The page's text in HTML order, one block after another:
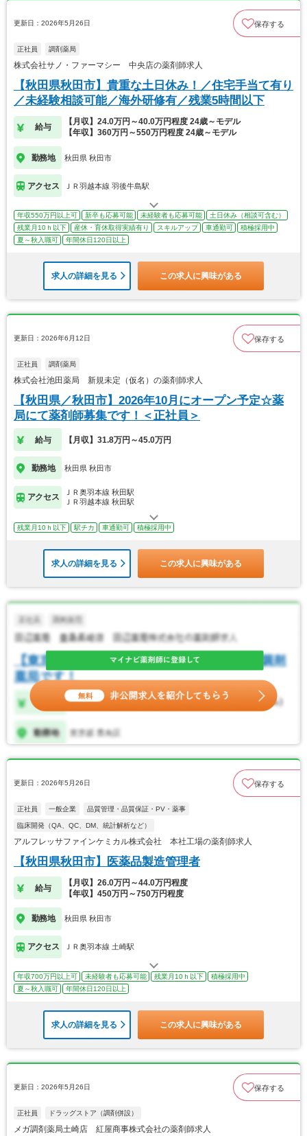
更新日：2026年5月26日 保存する
正社員 調剤薬局
株式会社サノ・ファーマシー 中央店の薬剤師求人
【秋田県秋田市】貴重な土日休み！／住宅手当て有り
／未経験相談可能／海外研修有／残業5時間以下
給与
【月収】24.0万円～40.0万円程度 24歳～モデル
【年収】360万円～550万円程度 24歳～モデル
勤務地 秋田県 秋田市
アクセス ＪＲ羽越本線 羽後牛島駅
年収550万円以上可 新卒も応募可能 未経験者も応募可能
土日休み（相談可含む）
残業月10ｈ以下
産休・育休取得実績有り スキルアップ 車通勤可
積極採用中
夏～秋入職可
年間休日120日以上
求人の詳細を見る この求人に興味がある
更新日：2026年6月12日 保存する
正社員 調剤薬局
株式会社池田薬局 新規未定（仮名）の薬剤師求人
【秋田県／秋田市】2026年10月にオープン予定☆薬
局にて薬剤師募集です！＜正社員＞
給与 【月収】31.8万円～45.0万円
勤務地 秋田県 秋田市
アクセス
ＪＲ奥羽本線 秋田駅
ＪＲ羽越本線 秋田駅
残業月10ｈ以下 駅チカ 車通勤可 積極採用中
求人の詳細を見る この求人に興味がある
更新日：2026年5月26日 保存する
正社員 一般企業 品質管理・品質保証・PV・薬事
臨床開発（QA、QC、DM、統計解析など）
アルフレッサファインケミカル株式会社 本社工場の薬剤師求人
【秋田県秋田市】医薬品製造管理者
給与
【月収】26.0万円～44.0万円程度
【年収】450万円～750万円程度
勤務地 秋田県 秋田市
アクセス ＪＲ奥羽本線 土崎駅
年収700万円以上可 未経験者も応募可能 残業月10ｈ以下
積極採用中
夏～秋入職可
年間休日120日以上
求人の詳細を見る この求人に興味がある
更新日：2026年5月26日 保存する
正社員 ドラッグストア（調剤併設）
メガ調剤薬局土崎店 紅屋商事株式会社の薬剤師求人